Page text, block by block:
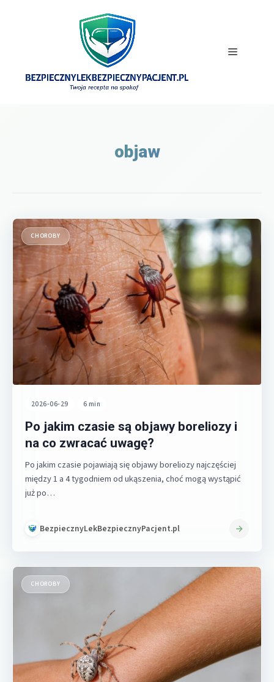
Menu
objaw
CHOROBY
2026-06-29 6 min
Po jakim czasie są objawy boreliozy i
na co zwracać uwagę?
Po jakim czasie pojawiają się objawy boreliozy najczęściej
między 1 a 4 tygodniem od ukąszenia, choć mogą wystąpić
już po…
BezpiecznyLekBezpiecznyPacjent.pl
CHOROBY